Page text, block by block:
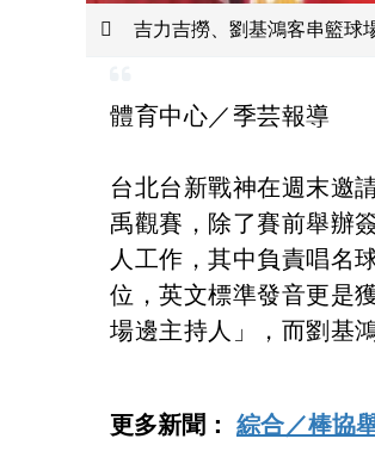
吉力吉撈、劉基鴻客串籃球
體育中心／季芸報導
台北台新戰神在週末邀
禹觀賽，除了賽前舉辦
人工作，其中負責唱名
位，英文標準發音更是
場邊主持人」，而劉基
更多新聞： 綜合／棒協